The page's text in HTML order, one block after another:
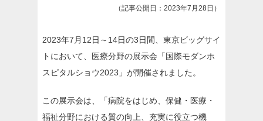
（記事公開日：2023年7月28日）
2023年7月12日～14日の3日間、東京ビッグサイ
トにおいて、医療分野の展示会「国際モダンホ
スピタルショウ2023」が開催されました。
この展示会は、「病院をはじめ、保健・医療・
福祉分野における質の向上、充実に役立つ機